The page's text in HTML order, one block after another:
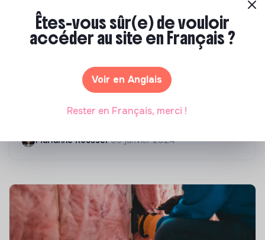
Compétences & formations
Marianne Roussel•09 janvier 2024
Êtes-vous sûr(e) de vouloir
accéder au site en Français ?
Voir en Anglais
Rester en Français, merci !